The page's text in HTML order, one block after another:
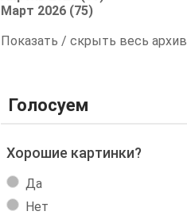
Март 2026 (75)
Показать / скрыть весь архив
Голосуем
Хорошие картинки?
Да
Нет